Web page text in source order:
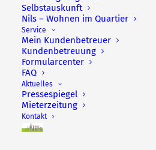
Selbstauskunft
Nils – Wohnen im Quartier
Service
Mein Kundenbetreuer
Kundenbetreuung
Formularcenter
FAQ
Aktuelles
Pressespiegel
Mieterzeitung
Kontakt